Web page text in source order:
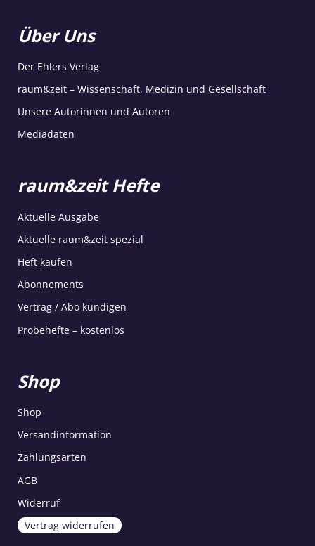
Über Uns
Der Ehlers Verlag
raum&zeit – Wissenschaft, Medizin und Gesellschaft
Unsere Autorinnen und Autoren
Mediadaten
raum&zeit Hefte
Aktuelle Ausgabe
Aktuelle raum&zeit spezial
Heft kaufen
Abonnements
Vertrag / Abo kündigen
Probehefte – kostenlos
Shop
Shop
Versandinformation
Zahlungsarten
AGB
Widerruf
Vertrag widerrufen